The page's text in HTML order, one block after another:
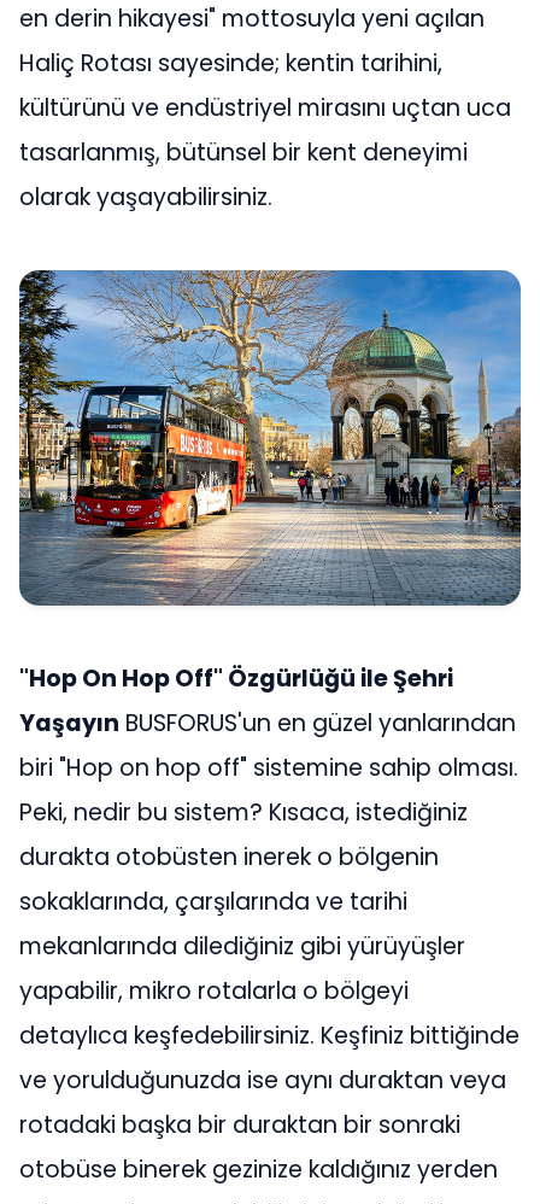
en derin hikayesi" mottosuyla yeni açılan
Haliç Rotası sayesinde; kentin tarihini,
kültürünü ve endüstriyel mirasını uçtan uca
tasarlanmış, bütünsel bir kent deneyimi
olarak yaşayabilirsiniz.
"Hop On Hop Off" Özgürlüğü ile Şehri
Yaşayın BUSFORUS'un en güzel yanlarından
biri "Hop on hop off" sistemine sahip olması.
Peki, nedir bu sistem? Kısaca, istediğiniz
durakta otobüsten inerek o bölgenin
sokaklarında, çarşılarında ve tarihi
mekanlarında dilediğiniz gibi yürüyüşler
yapabilir, mikro rotalarla o bölgeyi
detaylıca keşfedebilirsiniz. Keşfiniz bittiğinde
ve yorulduğunuzda ise aynı duraktan veya
rotadaki başka bir duraktan bir sonraki
otobüse binerek gezinize kaldığınız yerden